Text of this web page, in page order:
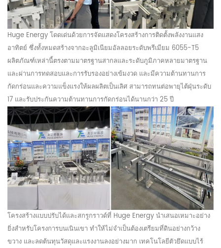
Huge Energy โดดเด่นด้วยการจัดแสดงโครงสร้างการติดตั้งพลังงานแสง
อาทิตย์ ซึ่งทั้งหมดสร้างจากอะลูมิเนียมอัลลอยระดับพรีเมียม 6055-T5
ผลิตภัณฑ์เหล่านี้ตรงตามมาตรฐานสากลและระดับภูมิภาคหลายมาตรฐาน
และผ่านการทดสอบและการรับรองอย่างเข้มงวด และมีความต้านทานการ
กัดกร่อนและความแข็งแรงให้ผลผลิตเป็นเลิศ สามารถทนต่อพายุไต้ฝุ่นระดับ
17 และรับประกันความต้านทานการกัดกร่อนได้นานกว่า 25 ปี
โครงสร้างแบบปรับได้และสกรูกราวด์ที่ Huge Energy นำเสนอเหมาะอย่าง
ยิ่งสำหรับโครงการบนเนินเขา ทำให้ไม่จำเป็นต้องเตรียมที่ดินอย่างกว้าง
ขวาง และลดต้นทุนวัสดุและแรงงานลงอย่างมาก เทคโนโลยีตัวยึดแบบไร้